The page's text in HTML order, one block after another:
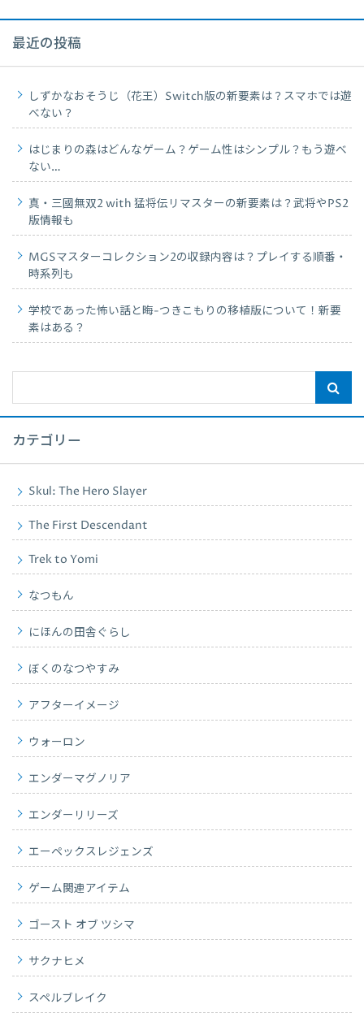
最近の投稿
しずかなおそうじ（花王）Switch版の新要素は？スマホでは遊
べない？
はじまりの森はどんなゲーム？ゲーム性はシンプル？もう遊べ
ない…
真・三國無双2 with 猛将伝リマスターの新要素は？武将やPS2
版情報も
MGSマスターコレクション2の収録内容は？プレイする順番・
時系列も
学校であった怖い話と晦-つきこもりの移植版について！新要
素はある？
カテゴリー
Skul: The Hero Slayer
The First Descendant
Trek to Yomi
なつもん
にほんの田舎ぐらし
ぼくのなつやすみ
アフターイメージ
ウォーロン
エンダーマグノリア
エンダーリリーズ
エーペックスレジェンズ
ゲーム関連アイテム
ゴースト オブ ツシマ
サクナヒメ
スペルブレイク